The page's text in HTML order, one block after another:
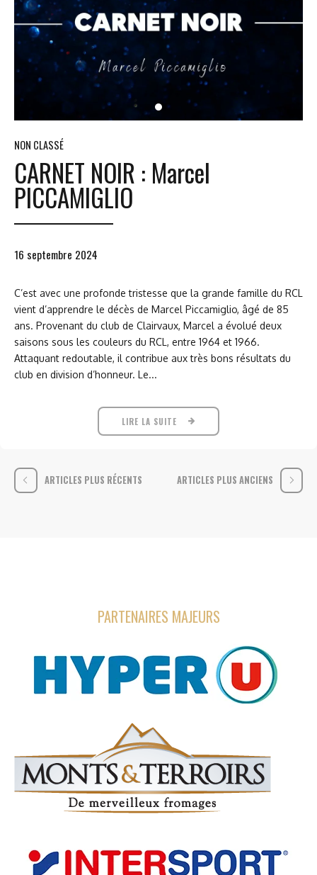
NON CLASSÉ
CARNET NOIR : Marcel
PICCAMIGLIO
16 septembre 2024
C’est avec une profonde tristesse que la grande famille du RCL
vient d’apprendre le décès de Marcel Piccamiglio, âgé de 85
ans. Provenant du club de Clairvaux, Marcel a évolué deux
saisons sous les couleurs du RCL, entre 1964 et 1966.
Attaquant redoutable, il contribue aux très bons résultats du
club en division d’honneur. Le...
LIRE LA SUITE
ARTICLES PLUS RÉCENTS ARTICLES PLUS ANCIENS
PARTENAIRES MAJEURS